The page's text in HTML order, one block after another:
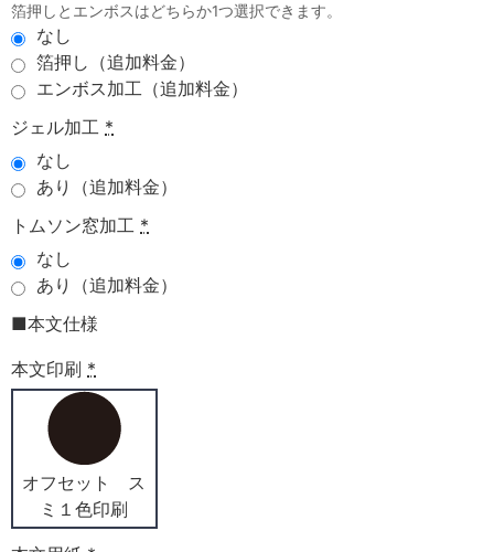
箔押しとエンボスはどちらか1つ選択できます。
なし
箔押し（追加料金）
エンボス加工（追加料金）
ジェル加工 *
なし
あり（追加料金）
トムソン窓加工 *
なし
あり（追加料金）
■本文仕様
本文印刷 *
オフセット ス
ミ１色印刷